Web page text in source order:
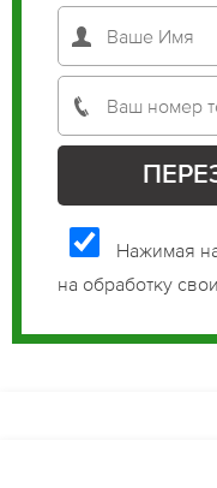
Нажимая
на обработку